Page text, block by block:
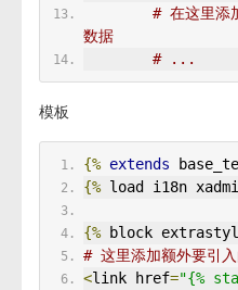
# 在这里添
数据
# ...
模板
{% extends
{% load i18n
{% block
# 这里添加额外要引
<link href="{%